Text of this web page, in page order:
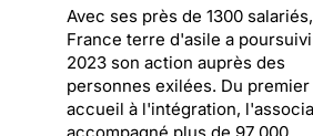
Avec ses près de 1300 salariés,
France terre d'asile a
2023 son action auprès des
personnes exilées. Du premier
accueil à l'intégration,